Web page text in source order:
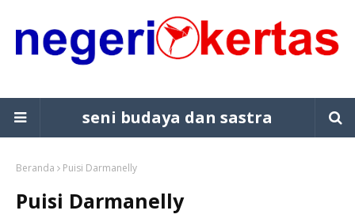
seni budaya dan sastra
Beranda Puisi Darmanelly
Puisi Darmanelly